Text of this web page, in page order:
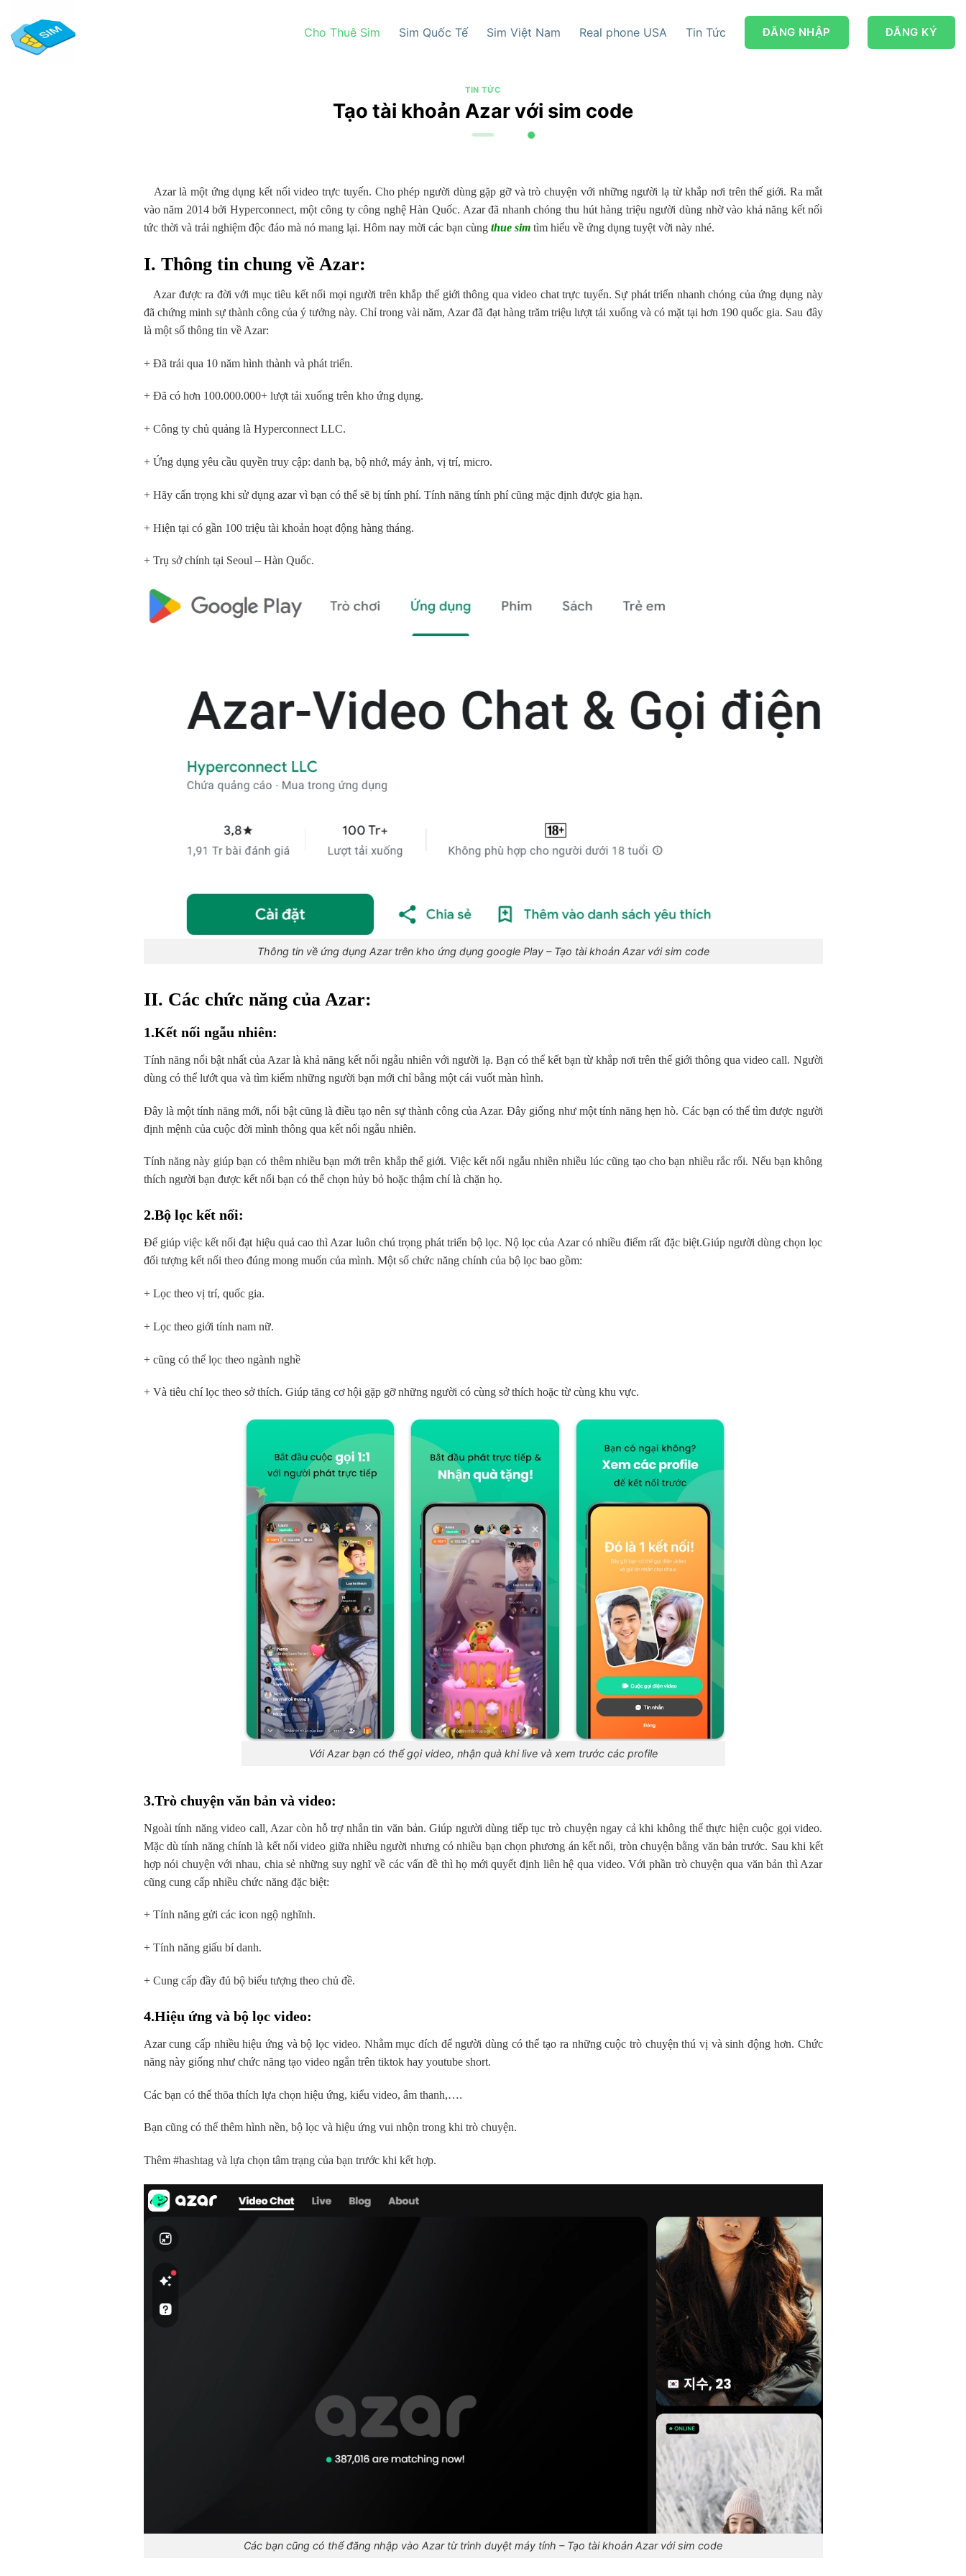
đến
nội
Cho Thuê Sim Sim Quốc Tế Sim Việt Nam Real phone USA Tin Tức ĐĂNG NHẬP ĐĂNG KÝ
TIN TỨC
Tạo tài khoản Azar với sim code
Azar là một ứng dụng kết nối video trực tuyến. Cho phép người dùng gặp gỡ và trò chuyện với những người lạ từ khắp nơi trên thế giới. Ra mắt
vào năm 2014 bởi Hyperconnect, một công ty công nghệ Hàn Quốc. Azar đã nhanh chóng thu hút hàng triệu người dùng nhờ vào khả năng kết nối
tức thời và trải nghiệm độc đáo mà nó mang lại. Hôm nay mời các bạn cùng thue simtìm hiểu về ứng dụng tuyệt vời này nhé.
I. Thông tin chung về Azar:
Azar được ra đời với mục tiêu kết nối mọi người trên khắp thế giới thông qua video chat trực tuyến. Sự phát triển nhanh chóng của ứng dụng này
đã chứng minh sự thành công của ý tưởng này. Chỉ trong vài năm, Azar đã đạt hàng trăm triệu lượt tải xuống và có mặt tại hơn 190 quốc gia. Sau đây
là một số thông tin về Azar:
+ Đã trải qua 10 năm hình thành và phát triển.
+ Đã có hơn 100.000.000+ lượt tải xuống trên kho ứng dụng.
+ Công ty chủ quảng là Hyperconnect LLC.
+ Ứng dụng yêu cầu quyền truy cập: danh bạ, bộ nhớ, máy ảnh, vị trí, micro.
+ Hãy cẩn trọng khi sử dụng azar vì bạn có thể sẽ bị tính phí. Tính năng tính phí cũng mặc định được gia hạn.
+ Hiện tại có gần 100 triệu tài khoản hoạt động hàng tháng.
+ Trụ sở chính tại Seoul – Hàn Quốc.
Thông tin về ứng dụng Azar trên kho ứng dụng google Play – Tạo tài khoản Azar với sim code
II. Các chức năng của Azar:
1.Kết nối ngẫu nhiên:
Tính năng nổi bật nhất của Azar là khả năng kết nối ngẫu nhiên với người lạ. Bạn có thể kết bạn từ khắp nơi trên thế giới thông qua video call. Người
dùng có thể lướt qua và tìm kiếm những người bạn mới chỉ bằng một cái vuốt màn hình.
Đây là một tính năng mới, nổi bật cũng là điều tạo nên sự thành công của Azar. Đây giống như một tính năng hẹn hò. Các bạn có thể tìm được người
định mệnh của cuộc đời mình thông qua kết nối ngẫu nhiên.
Tính năng này giúp bạn có thêm nhiều bạn mới trên khắp thế giới. Việc kết nối ngẫu nhiền nhiều lúc cũng tạo cho bạn nhiều rắc rối. Nếu bạn không
thích người bạn được kết nối bạn có thể chọn hủy bỏ hoặc thậm chí là chặn họ.
2.Bộ lọc kết nối:
Để giúp việc kết nối đạt hiệu quả cao thì Azar luôn chú trọng phát triển bộ lọc. Nộ lọc của Azar có nhiều điểm rất đặc biệt.Giúp người dùng chọn lọc
đối tượng kết nối theo đúng mong muốn của mình. Một số chức năng chính của bộ lọc bao gồm:
+ Lọc theo vị trí, quốc gia.
+ Lọc theo giới tính nam nữ.
+ cũng có thể lọc theo ngành nghề
+ Và tiêu chí lọc theo sở thích. Giúp tăng cơ hội gặp gỡ những người có cùng sở thích hoặc từ cùng khu vực.
Với Azar bạn có thể gọi video, nhận quà khi live và xem trước các profile
3.Trò chuyện văn bản và video:
Ngoài tính năng video call, Azar còn hỗ trợ nhắn tin văn bản. Giúp người dùng tiếp tục trò chuyện ngay cả khi không thể thực hiện cuộc gọi video.
Mặc dù tính năng chính là kết nối video giữa nhiều người nhưng có nhiều bạn chọn phương án kết nối, tròn chuyện bằng văn bản trước. Sau khi kết
hợp nói chuyện với nhau, chia sẻ những suy nghĩ về các vấn đề thì họ mới quyết định liên hệ qua video. Với phần trò chuyện qua văn bản thì Azar
cũng cung cấp nhiều chức năng đặc biệt:
+ Tính năng gửi các icon ngộ nghĩnh.
+ Tính năng giấu bí danh.
+ Cung cấp đầy đủ bộ biểu tượng theo chủ đề.
4.Hiệu ứng và bộ lọc video:
Azar cung cấp nhiều hiệu ứng và bộ lọc video. Nhằm mục đích để người dùng có thể tạo ra những cuộc trò chuyện thú vị và sinh động hơn. Chức
năng này giống như chức năng tạo video ngắn trên tiktok hay youtube short.
Các bạn có thể thõa thích lựa chọn hiệu ứng, kiểu video, âm thanh,….
Bạn cũng có thể thêm hình nền, bộ lọc và hiệu ứng vui nhộn trong khi trò chuyện.
Thêm #hashtag và lựa chọn tâm trạng của bạn trước khi kết hợp.
Các bạn cũng có thể đăng nhập vào Azar từ trình duyệt máy tính – Tạo tài khoản Azar với sim code